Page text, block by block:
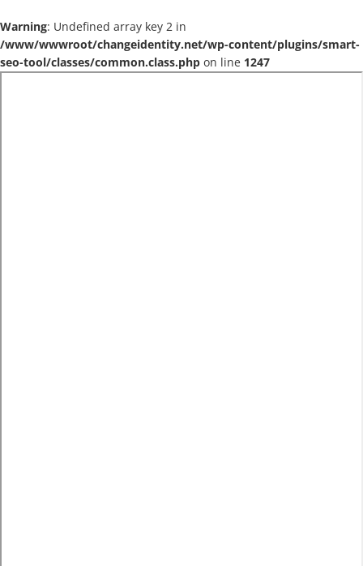
Warning: Undefined array key 2 in
/www/wwwroot/changeidentity.net/wp-content/plugins/smart-
seo-tool/classes/common.class.php on line 1247